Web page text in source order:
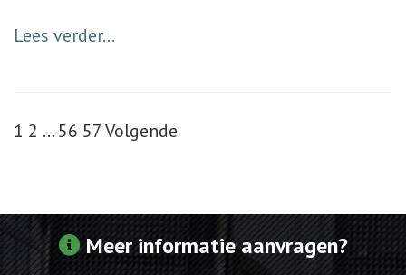
Lees verder...
1 2 … 56 57Volgende
Meer informatie aanvragen?